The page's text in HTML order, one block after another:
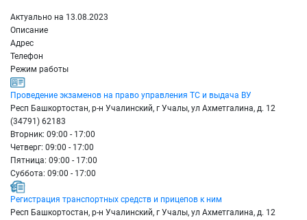
Актуально на 13.08.2023
Описание
Адрес
Телефон
Режим работы
Проведение экзаменов на право управления ТС и выдача ВУ
Респ Башкортостан, р-н Учалинский, г Учалы, ул Ахметгалина, д. 12
(34791) 62183
Вторник: 09:00 - 17:00
Четверг: 09:00 - 17:00
Пятница: 09:00 - 17:00
Суббота: 09:00 - 17:00
Регистрация транспортных средств и прицепов к ним
Респ Башкортостан, р-н Учалинский, г Учалы, ул Ахметгалина, д. 12